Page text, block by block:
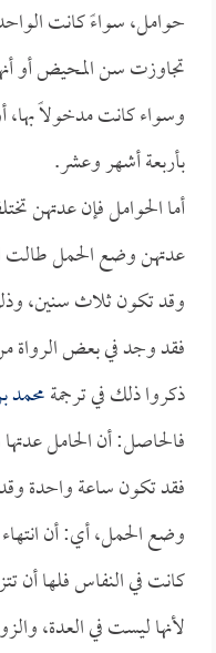
حوامل، سواءً كانت
تجاوزت سن المحيض أو
وسواء كانت مدخولاً بها،
بأربعة أشهر وعشر.
أما الحوامل فإن عدتهن
عدتهن وضع الحمل طالت
وقد تكون ثلاث سنين،
فقد وجد في بعض الرواة
ذكروا ذلك في ترجمةمحمد
فالحاصل: أن الحامل
فقد تكون ساعة واحدة
وضع الحمل، أي: أن
كانت في النفاس فلها أن
لأنها ليست في العدة،